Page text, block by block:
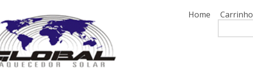
Home Carrinho
Search